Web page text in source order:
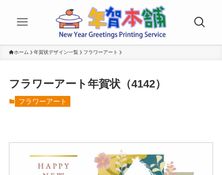
ホーム 年賀状デザイン一覧 フラワーアート
フラワーアート年賀状（4142）
フラワーアート